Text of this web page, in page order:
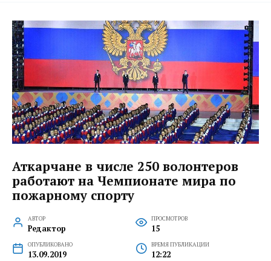
Аткарчане в числе 250 волонтеров
работают на Чемпионате мира по
пожарному спорту
АВТОР
Редактор
ПРОСМОТРОВ
15
ОПУБЛИКОВАНО
13.09.2019
ВРЕМЯ ПУБЛИКАЦИИ
12:22